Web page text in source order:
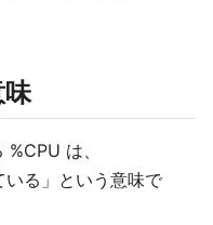
は、
いる」という意味で